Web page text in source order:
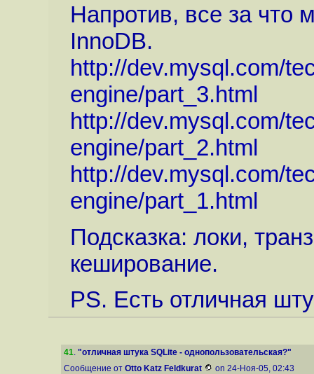
Напротив, все за что
InnoDB.
http://dev.mysql.com/
engine/part_3.html
http://dev.mysql.com/
engine/part_2.html
http://dev.mysql.com/
engine/part_1.html
Подсказка: локи,
кеширование.
PS. Есть отличная
41. "отличная штука SQLite - однопользовательская?"
Сообщение от Otto Katz Feldkurat on 24-Ноя-05, 02:43